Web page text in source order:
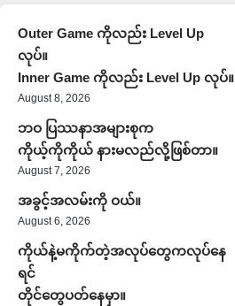
Outer Game ကိုလည်း Level Up
လုပ်။
Inner Game ကိုလည်း Level Up လုပ်။
August 8, 2026
ဘဝ ပြဿနာအများစုက
ကိုယ့်ကိုကိုယ် နားမလည်လို့ဖြစ်တာ။
August 7, 2026
အခွင့်အလမ်းကို ဝယ်။
August 6, 2026
ကိုယ်နဲ့မကိုက်တဲ့အလုပ်တွေကလုပ်နေ
ရင်
တိုင်တွေပတ်နေမှာ။